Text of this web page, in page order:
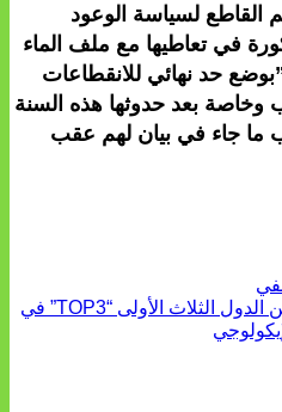
لسياسة الوعود
في تعاطيها مع ملف الماء
حد نهائي للانقطاعات
وخاصة بعد حدوثها هذه السنة
جاء في بيان لهم عقب
بلاغ صحفي: المغرب ضمن الدول الثلاث الأولى “TOP3” في